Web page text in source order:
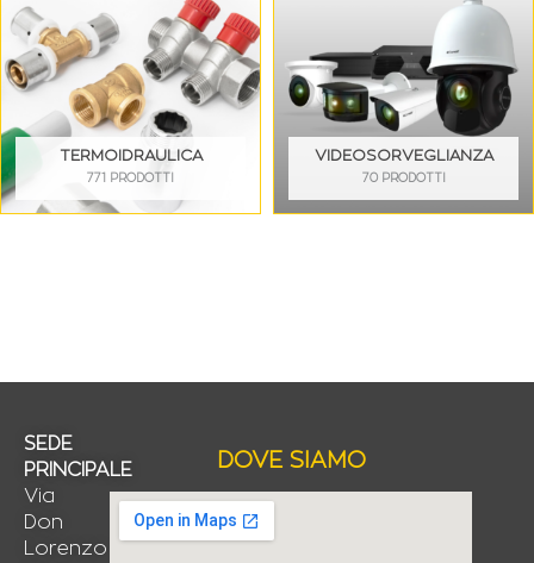
TERMOIDRAULICA
771 PRODOTTI
VIDEOSORVEGLIANZA
70 PRODOTTI
SEDE
PRINCIPALE
Via
Don
Lorenzo
DOVE SIAMO